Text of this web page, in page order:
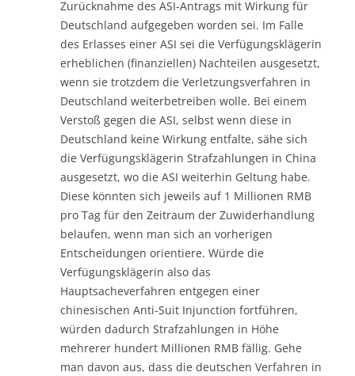
Zurücknahme des ASI-Antrags mit Wirkung für
Deutschland aufgegeben worden sei. Im Falle
des Erlasses einer ASI sei die Verfügungsklägerin
erheblichen (finanziellen) Nachteilen ausgesetzt,
wenn sie trotzdem die Verletzungsverfahren in
Deutschland weiterbetreiben wolle. Bei einem
Verstoß gegen die ASI, selbst wenn diese in
Deutschland keine Wirkung entfalte, sähe sich
die Verfügungsklägerin Strafzahlungen in China
ausgesetzt, wo die ASI weiterhin Geltung habe.
Diese könnten sich jeweils auf 1 Millionen RMB
pro Tag für den Zeitraum der Zuwiderhandlung
belaufen, wenn man sich an vorherigen
Entscheidungen orientiere. Würde die
Verfügungsklägerin also das
Hauptsacheverfahren entgegen einer
chinesischen Anti-Suit Injunction fortführen,
würden dadurch Strafzahlungen in Höhe
mehrerer hundert Millionen RMB fällig. Gehe
man davon aus, dass die deutschen Verfahren in